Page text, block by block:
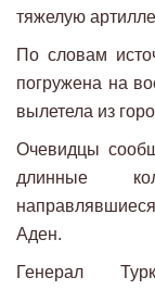
тяжелую
По словам
погружена на
вылетела из
Очевидцы
длинные
Аден.
Генерал